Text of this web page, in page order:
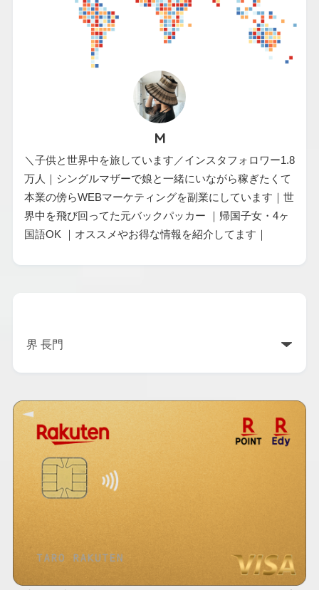
M
＼子供と世界中を旅しています／インスタフォロワー1.8
万人｜シングルマザーで娘と一緒にいながら稼ぎたくて
本業の傍らWEBマーケティングを副業にしています｜世
界中を飛び回ってた元バックパッカー ｜帰国子女・4ヶ
国語OK ｜オススメやお得な情報を紹介してます｜